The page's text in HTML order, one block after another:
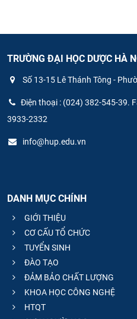
TRƯỜNG ĐẠI HỌC DƯỢC HÀ
Số 13-15 Lê Thánh Tông -
Điện thoại : (024) 382-545-39.
3933-2332
info@hup.edu.vn
DANH MỤC CHÍNH
GIỚI THIỆU
CƠ CẤU TỔ CHỨC
TUYỂN SINH
ĐÀO TẠO
ĐẢM BẢO CHẤT LƯỢNG
KHOA HỌC CÔNG NGHỆ
HTQT